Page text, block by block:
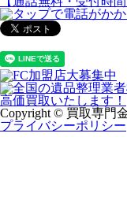
Copyright © 買取専門
プライバシーポリシー